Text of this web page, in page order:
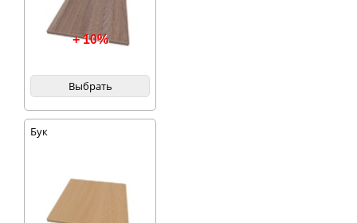
+ 10%
Выбрать
Бук